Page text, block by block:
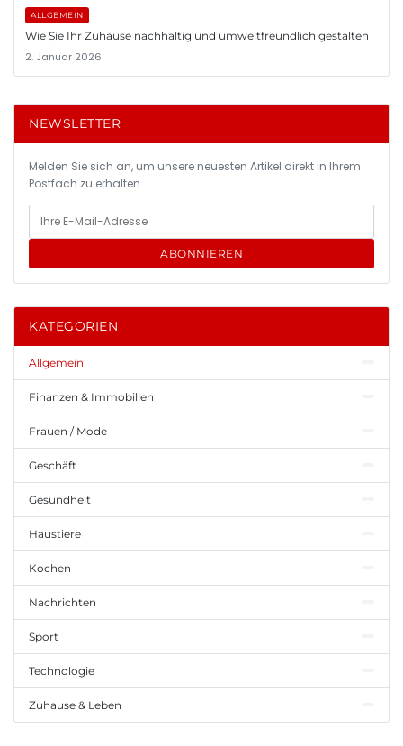
ALLGEMEIN
Wie Sie Ihr Zuhause nachhaltig und umweltfreundlich gestalten
2. Januar 2026
NEWSLETTER
Melden Sie sich an, um unsere neuesten Artikel direkt in Ihrem
Postfach zu erhalten.
ABONNIEREN
KATEGORIEN
Allgemein
Finanzen & Immobilien
Frauen / Mode
Geschäft
Gesundheit
Haustiere
Kochen
Nachrichten
Sport
Technologie
Zuhause & Leben